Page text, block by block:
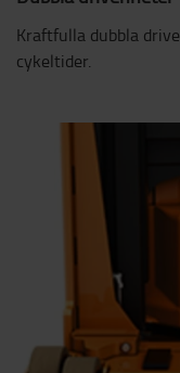
Kraftfulla dubbla
cykeltider.